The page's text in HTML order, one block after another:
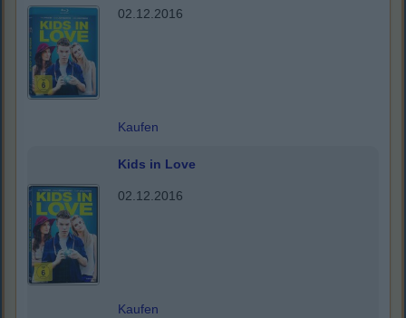
02.12.2016
Kaufen
Kids in Love
02.12.2016
Kaufen